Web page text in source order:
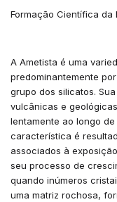
Formação Científica da
A Ametista é uma
predominantemente
grupo dos silicatos.
vulcânicas e
lentamente ao longo
característica é
associados à
seu processo de
quando inúmeros
uma matriz rochosa,